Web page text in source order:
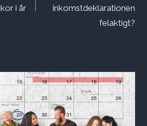
i år
inkomstdeklarationen
felaktigt?